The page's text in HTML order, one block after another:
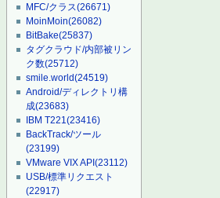
MFC/クラス(26671)
MoinMoin(26082)
BitBake(25837)
タグクラウド/内部被リン
ク数(25712)
smile.world(24519)
Android/ディレクトリ構
成(23683)
IBM T221(23416)
BackTrack/ツール
(23199)
VMware VIX API(23112)
USB/標準リクエスト
(22917)